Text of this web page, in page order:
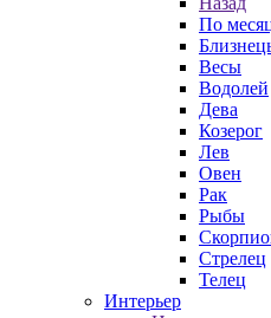
По
Весы
Водолей
Дева
Козерог
Лев
Овен
Рак
Рыбы
Стрелец
Телец
Интерьер